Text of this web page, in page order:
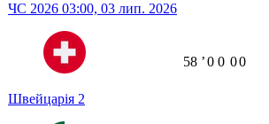
ЧС 2026 03:00, 03 лип. 2026
Швейцарія 2
58 ʼ0 0 00